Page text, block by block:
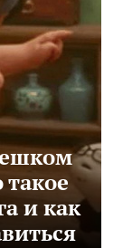
такое
и как